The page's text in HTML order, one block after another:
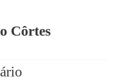
Côrtes